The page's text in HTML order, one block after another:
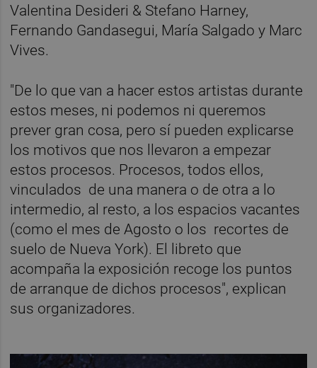
Valentina Desideri & Stefano Harney,
Fernando Gandasegui, María Salgado y Marc
Vives.
"De lo que van a hacer estos artistas durante
estos meses, ni podemos ni queremos
prever gran cosa, pero sí pueden explicarse
los motivos que nos llevaron a empezar
estos procesos. Procesos, todos ellos,
vinculados de una manera o de otra a lo
intermedio, al resto, a los espacios vacantes
(como el mes de Agosto o los recortes de
suelo de Nueva York). El libreto que
acompaña la exposición recoge los puntos
de arranque de dichos procesos", explican
sus organizadores.